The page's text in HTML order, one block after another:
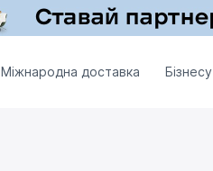
Міжнародна доставка Бізнесу